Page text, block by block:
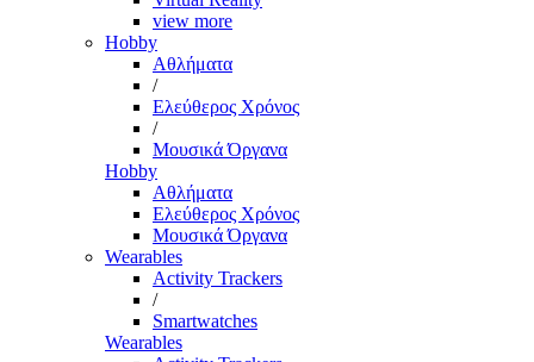
view more
Hobby
Αθλήματα
/
Ελεύθερος Χρόνος
/
Μουσικά Όργανα
Hobby
Αθλήματα
Ελεύθερος Χρόνος
Μουσικά Όργανα
Wearables
Activity Trackers
/
Smartwatches
Wearables